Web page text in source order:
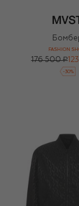
FASHION
176 500 ₽
-30%